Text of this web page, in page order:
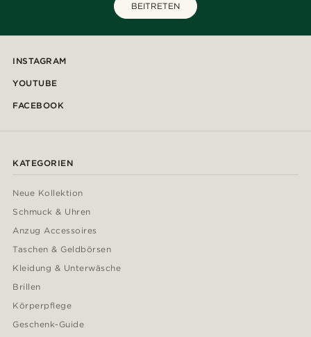
BEITRETEN
INSTAGRAM
YOUTUBE
FACEBOOK
KATEGORIEN
Neue Kollektion
Schmuck & Uhren
Anzug Accessoires
Taschen & Geldbörsen
Kleidung & Unterwäsche
Brillen
Körperpflege
Geschenk-Guide